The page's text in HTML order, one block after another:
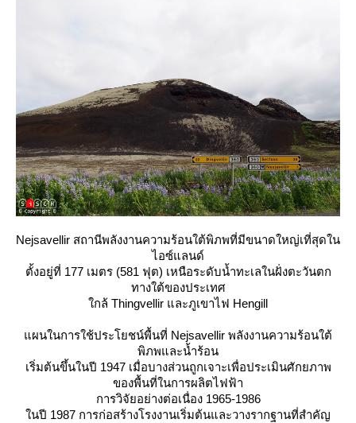
Nejsavellir สถานีพลังงานความร้อนใต้พิภพที่มีขนาดใหญ่เที่สุดใน
ไอซ์แลนด์
ตั้งอยู่ที่ 177 เมตร (581 ฟุต) เหนือระดับน้ำทะเลในฝั่งตะวันตก
ทางใต้ของประเทศ
กล้ Thingvellir และภูเขาไฟ Hengill
ผนในการใช้ประโยชน์พื้นที่ Nejsavellir พลังงานความร้อนใต้
พิภพและน้ำร้อน
เริ่มต้นขึ้นในปี 1947 เมื่อบางส่วนถูกเจาะเพื่อประเมินศักยภาพ
ของพื้นที่ในการผลิตไฟฟ้า
การวิจัยอย่างต่อเนื่อง 1965-1986
นปี 1987 การก่อสร้างโรงงานเริ่มต้นและวางรากฐานที่สำคัญ